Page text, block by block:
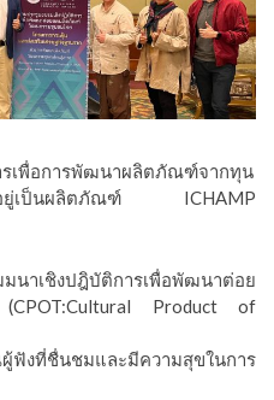
รเพื่อการพัฒนาผลิตภัณฑ์จากทุน
อยู่เป็นผลิตภัณฑ์ ICHAMP
นาเชิงปฎิบัติการเพื่อพัฒนาต่อย
Product of
ที่ชื่นชมและมีความสุขในการ